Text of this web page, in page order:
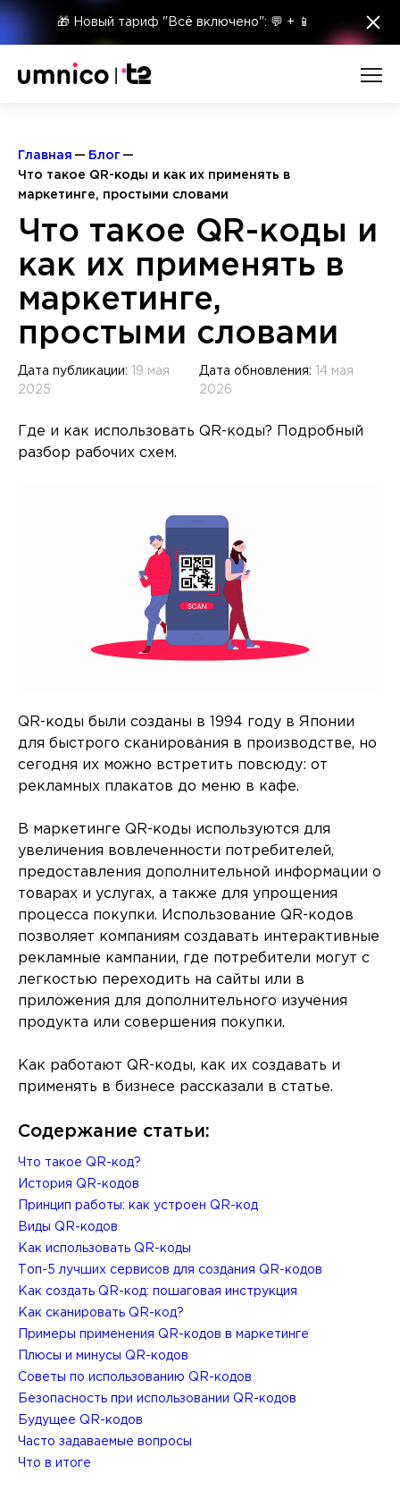
🎁 Новый тариф "Всё включено": 💬 + 📱 ×
Главная
Блог
Что такое QR-коды и как их применять в
маркетинге, простыми словами
Что такое QR-коды и
как их применять в
маркетинге,
простыми словами
Дата публикации:
19 мая
2025
Дата обновления:
14 мая
2026
Где и как использовать QR-коды? Подробный
разбор рабочих схем.
QR-коды были созданы в 1994 году в Японии
для быстрого сканирования в производстве, но
сегодня их можно встретить повсюду: от
рекламных плакатов до меню в кафе.
В маркетинге QR-коды используются для
увеличения вовлеченности потребителей,
предоставления дополнительной информации о
товарах и услугах, а также для упрощения
процесса покупки. Использование QR-кодов
позволяет компаниям создавать интерактивные
рекламные кампании, где потребители могут с
легкостью переходить на сайты или в
приложения для дополнительного изучения
продукта или совершения покупки.
Как работают QR-коды, как их создавать и
применять в бизнесе рассказали в статье.
Содержание статьи:
Что такое QR-код?
История QR-кодов
Принцип работы: как устроен QR-код
Виды QR-кодов
Как использовать QR-коды
Топ-5 лучших сервисов для создания QR-кодов
Как создать QR-код: пошаговая инструкция
Как сканировать QR-код?
Примеры применения QR-кодов в маркетинге
Плюсы и минусы QR-кодов
Советы по использованию QR-кодов
Безопасность при использовании QR-кодов
Будущее QR-кодов
Часто задаваемые вопросы
Что в итоге